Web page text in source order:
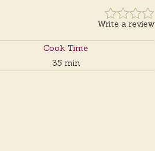
Write a review
Cook Time
35 min